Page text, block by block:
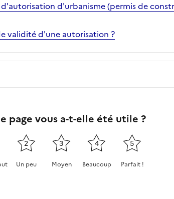
d'urbanisme (permis de
validité d'une autorisation ?
page vous a-t-elle été utile ?
2
Un peu
3
Moyen
4
Beaucoup
5
Parfait !